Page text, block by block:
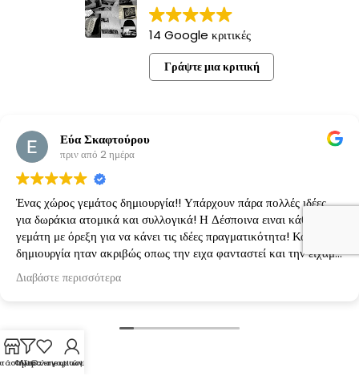
14 Google κριτικές
Γράψτε μια κριτική
Εύα Σκαφτούρου
πριν από 2 ημέρα
Ένας χώρος γεμάτος δημιουργία!! Υπάρχουν πάρα πολλές ιδέες
για δωράκια ατομικά και συλλογικά! Η Δέσποινα ειναι κάθε φορά
γεμάτη με όρεξη για να κάνει τις ιδέες πραγματικότητα! Κάθε
δημιουργία ηταν ακριβώς οπως την ειχα φανταστεί και την είχαμε
κανονίσει!
Διαβάστε περισσότερα
Φίλτρα
Λίστα επιθυμιών
Ο λογαριασμός μου